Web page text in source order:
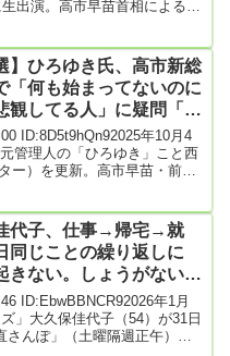
出演。高市早苗首相による衆
会とくっついたワケですか
約をこれからやるんだと思い
】ひろゆき氏、高市新総
「何も始まってないのに
観してる人」に疑問「何
何をしたか、で、評価
ID:8D5t9hQn92025年10月4
管理人の「ひろゆき」こと西
ー）を更新。高市早苗・前経
何をしたか』で、評価した
ゆき氏の投稿に対し「逆に
代子、仕事→帰宅→就
じことの繰り返しに
きない。しょうがないけ
い」
ID:EbwBBNCR92026年1月
」大久保佳代子（54）が31日
んぽ」（土曜隔週正午）に